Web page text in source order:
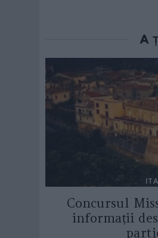
Concursul
informații